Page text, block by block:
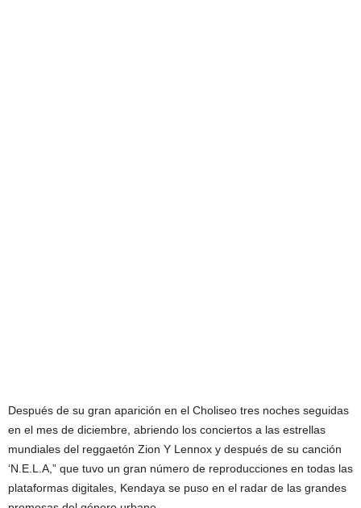
Después de su gran aparición en el Choliseo tres noches seguidas
en el mes de diciembre, abriendo los conciertos a las estrellas
mundiales del reggaetón Zion Y Lennox y después de su canción
‘N.E.L.A,” que tuvo un gran número de reproducciones en todas las
plataformas digitales, Kendaya se puso en el radar de las grandes